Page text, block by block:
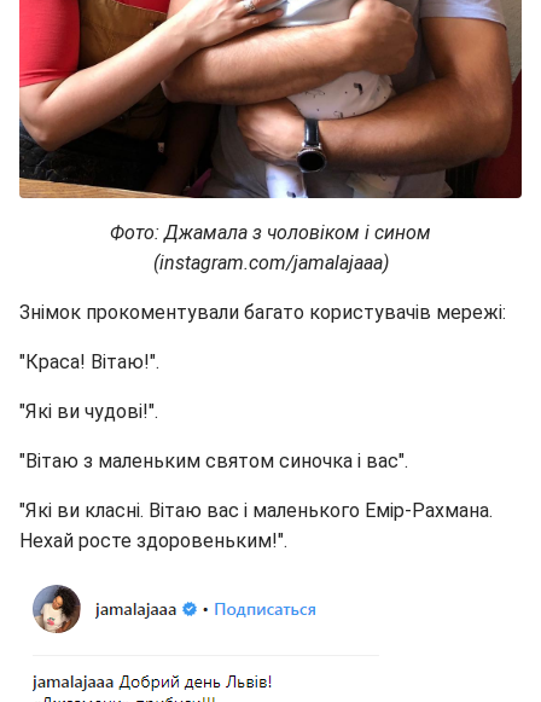
Фото: Джамала з чоловіком і сином
(instagram.com/jamalajaaa)
Знімок прокоментували багато користувачів мережі:
"Краса! Вітаю!".
"Які ви чудові!".
"Вітаю з маленьким святом синочка і вас".
"Які ви класні. Вітаю вас і маленького Емір-Рахмана.
Нехай росте здоровеньким!".